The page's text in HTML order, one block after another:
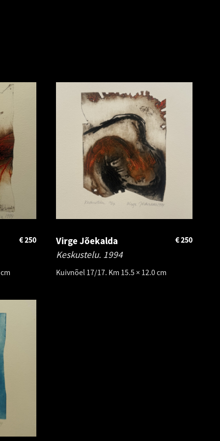
250
€
Virge Jõekalda
Keskustelu. 1994
Kuivnõel 17/17. Km 15.5 × 12.0 cm
250
€